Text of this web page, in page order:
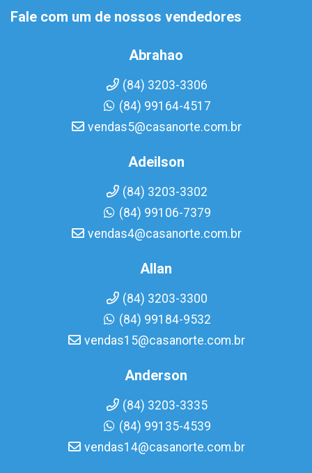
Fale com um de nossos vendedores
Abrahao
(84) 3203-3306
(84) 99164-4517
vendas5@casanorte.com.br
Adeilson
(84) 3203-3302
(84) 99106-7379
vendas4@casanorte.com.br
Allan
(84) 3203-3300
(84) 99184-9532
vendas15@casanorte.com.br
Anderson
(84) 3203-3335
(84) 99135-4539
vendas14@casanorte.com.br